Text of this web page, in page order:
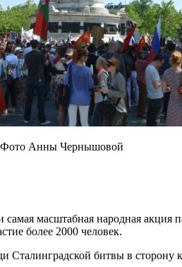
Анны Чернышовой
масштабная народная
более 2000 человек.
Сталинградской битвы в сторону